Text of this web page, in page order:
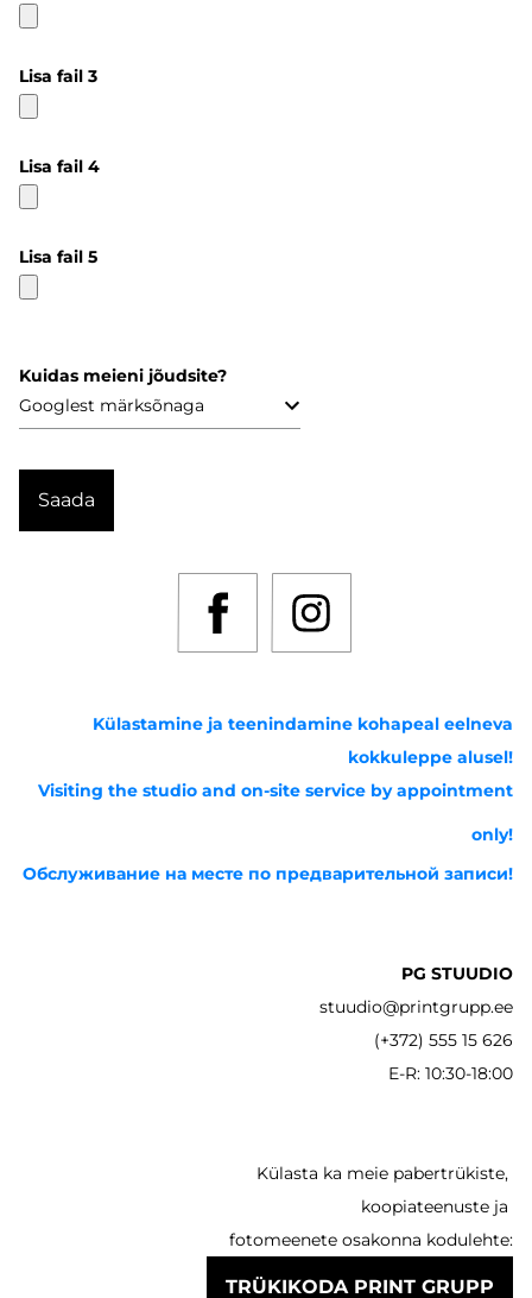
Lisa fail 3
Lisa fail 4
Lisa fail 5
Kuidas meieni jõudsite?
Külastamine ja teenindamine kohapeal eelneva
kokkuleppe alusel!
Visiting the studio and on-site service by appointment
only!
Обслуживание на месте по предварительной записи!
PG STUUDIO
stuudio@printgrupp.ee
(+372) 555 15 626
E-R: 10:30-18:00
Külasta ka meie pabertrükiste,
koopiateenuste ja
fotomeenete osakonna kodulehte:
TRÜKIKODA PRINT GRUPP